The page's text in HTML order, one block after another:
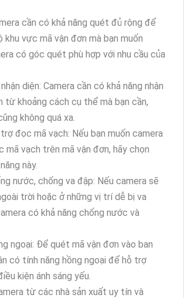
cần có khả năng quét đủ rộng để
khu vực mã vận đơn mà bạn muốn
có góc quét phù hợp với nhu cầu của
diện: Camera cần có khả năng nhận
từ khoảng cách cụ thể mà bạn cần,
không quá xa.
đọc mã vạch: Nếu bạn muốn camera
mã vạch trên mã vận đơn, hãy chọn
này.
nước, chống va đập: Nếu camera sẽ
trời hoặc ở những vị trí dễ bị va
có khả năng chống nước và
ngoại: Để quét mã vận đơn vào ban
có tính năng hồng ngoại để hỗ trợ
kiện ánh sáng yếu.
từ các nhà sản xuất uy tín và